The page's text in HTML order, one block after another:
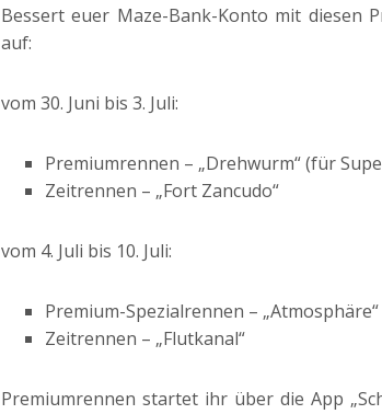
Bessert euer Maze-Bank-Konto mit diesen
auf:
vom 30. Juni bis 3. Juli:
Premiumrennen – „Drehwurm“ (für
Zeitrennen – „Fort Zancudo“
vom 4. Juli bis 10. Juli:
Premium-Spezialrennen –
Zeitrennen – „Flutkanal“
Premiumrennen startet ihr über die App